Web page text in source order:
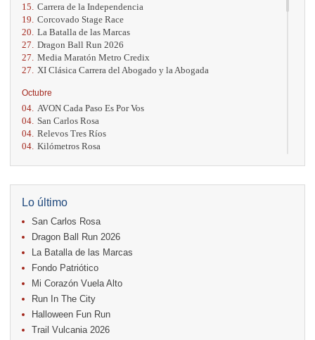
15. Carrera de la Independencia
19. Corcovado Stage Race
20. La Batalla de las Marcas
27. Dragon Ball Run 2026
27. Media Maratón Metro Credix
27.
XI Clásica Carrera del Abogado y la Abogada
Octubre
04. AVON Cada Paso Es Por Vos
04. San Carlos Rosa
04. Relevos Tres Ríos
04. Kilómetros Rosa
18. Casa Turire Trail Run
18.
Warriors Run Circuit
18. Samsung Jacó Beach Half Marathon 2026
25. KRun by Under Armour
25. Run Alajuela
31.
Halloween Fun Run
Noviembre
08. Lindora Run
15. Entre Pan y Rosas
Diciembre
Trail Vulcania 2026
Lo último
San Carlos Rosa
Dragon Ball Run 2026
La Batalla de las Marcas
Fondo Patriótico
Mi Corazón Vuela Alto
Run In The City
Halloween Fun Run
Trail Vulcania 2026